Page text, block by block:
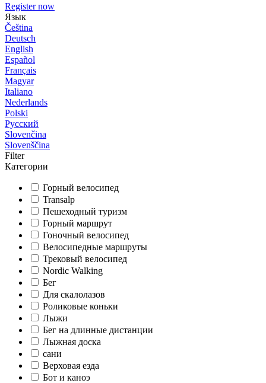
Register now
Язык
Čeština
Deutsch
English
Español
Français
Magyar
Italiano
Nederlands
Polski
Русский
Slovenčina
Slovenščina
Filter
Категории
Горный велосипед
Transalp
Пешеходный туризм
Горный маршрут
Гоночный велосипед
Велосипедные маршруты
Трековый велосипед
Nordic Walking
Бег
Для скалолазов
Роликовые коньки
Лыжи
Бег на длинные дистанции
Лыжная доска
сани
Верховая езда
Бот и каноэ